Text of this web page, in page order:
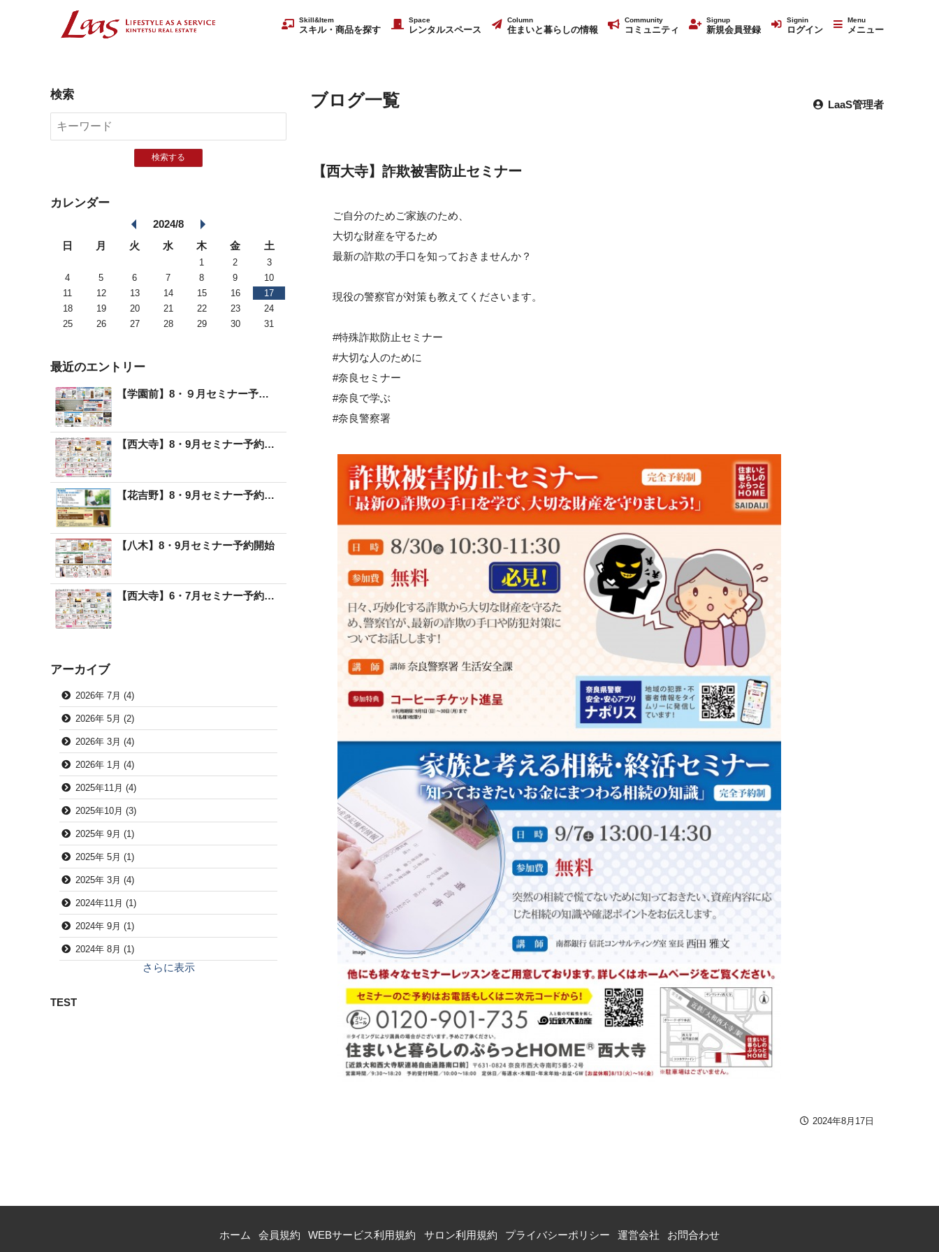
Skill&Item
スキル・商品を探す
Space
レンタルスペース
Column
住まいと暮らしの情報
Community
コミュニティ
Signup
新規会員登録
Signin
ログイン
Menu
メニュー
ブログ一覧 LaaS管理者
【西大寺】詐欺被害防止セミナー
ご自分のためご家族のため、
大切な財産を守るため
最新の詐欺の手口を知っておきませんか？
現役の警察官が対策も教えてくださいます。
#特殊詐欺防止セミナー
#大切な人のために
#奈良セミナー
#奈良で学ぶ
#奈良警察署
2024年8月17日
検索
検索する
カレンダー
2024/8
日
月 火 水 木 金 土
1 2
3
4
5 6 7 8 9
10
11
12 13 14 15 16
17
18
19 20 21 22 23
24
25
26 27 28 29 30 31
最近のエントリー
【学園前】8・９月セミナー予約開始
【西大寺】8・9月セミナー予約開始
【花吉野】8・9月セミナー予約開始
【八木】8・9月セミナー予約開始
【西大寺】6・7月セミナー予約開始
アーカイブ
2026年 7月 (4)
2026年 5月 (2)
2026年 3月 (4)
2026年 1月 (4)
2025年11月 (4)
2025年10月 (3)
2025年 9月 (1)
2025年 5月 (1)
2025年 3月 (4)
2024年11月 (1)
2024年 9月 (1)
2024年 8月 (1)
さらに表示
TEST
ホーム 会員規約 WEBサービス利用規約 サロン利用規約 プライバシーポリシー 運営会社 お問合わせ